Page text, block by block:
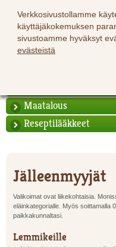
Verkkosivustollamme
käyttäjäkokemuksen
sivustoamme hyväksyt
evästeistä
Maatalous
Reseptilääkkeet
Jälleenmyyjät
Valikoimat ovat liikekohtaisia.
eläinkategorialle. Myös soittamalla
paikkakunnaltasi.
Lemmikeille